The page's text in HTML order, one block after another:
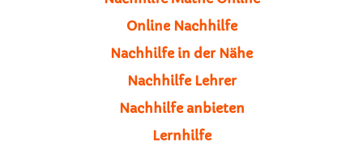
Online Nachhilfe
Nachhilfe in der Nähe
Nachhilfe Lehrer
Nachhilfe anbieten
Lernhilfe